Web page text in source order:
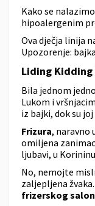
Kako se
hipoalergenim
Ova dječja linija
Upozorenje:
Liding
Bila jednom
Lukom i
iz bajki, dok su
Frizura, naravno
omiljena
ljubavi, u
No, nemojte
zaljepljena
frizerskog